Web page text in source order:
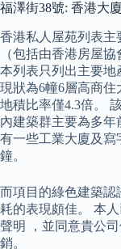
福澤街38號: 香港大
香港私人屋苑列表主
（包括由香港房屋
本列表只列出主要地
現狀為6幢6層高商住
地積比率僅4.3倍。
內建築群主要為多
有一些工業大廈及寫
鐘。
而項目的綠色建築認
耗的表現頗佳。 本
聲明 ，並同意貴公
銷。